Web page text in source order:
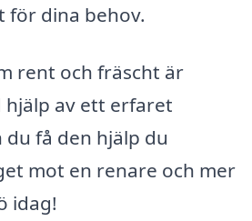
för dina behov.
rent och fräscht är
av ett erfaret
få den hjälp du
mot en renare och mer
idag!